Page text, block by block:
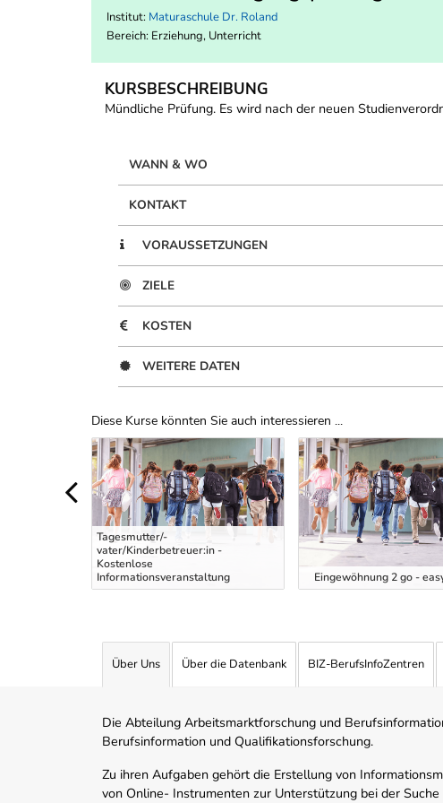
Institut: Maturaschule Dr. Roland
Bereich: Erziehung, Unterricht
KURSBESCHREIBUNG
Mündliche Prüfung. Es wird nach der neuen
WANN & WO
KONTAKT
VORAUSSETZUNGEN
ZIELE
KOSTEN
WEITERE DATEN
Diese Kurse könnten Sie auch interessieren ...
Uber Weiterbildungsvorschläge
Tagesmutter/-
vater/Kinderbetreuer:in -
Kostenlose
Informationsveranstaltung
Eingewöhnung 2 go -
Über Uns Über die Datenbank BIZ-BerufsInfoZentren
Die Abteilung Arbeitsmarktforschung und
Berufsinformation und Qualifikationsforschung.
Zu ihren Aufgaben gehört die Erstellung von
von Online- Instrumenten zur Unterstützung bei der